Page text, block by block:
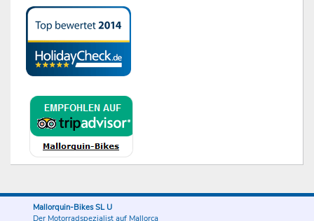
Mallorquin-Bikes SL U
Der Motorradspezialist auf Mallorca